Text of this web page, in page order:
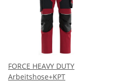
FORCE HEAVY DUTY
Arbeitshose+KPT